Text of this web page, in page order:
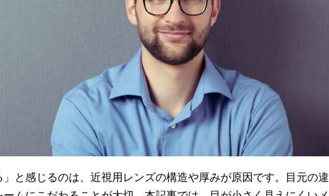
」と感じるのは、近視用レンズの構造や厚みが原因です。目元の違